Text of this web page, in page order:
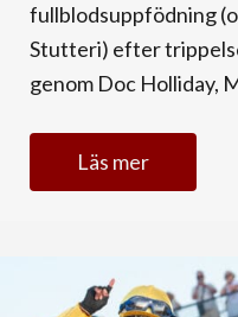
fullblodsuppfödning
Stutteri) efter
genom Doc Holliday,
Läs mer